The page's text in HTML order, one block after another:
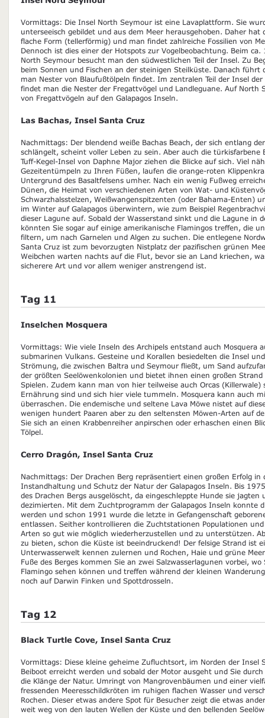
Vormittags: Die Insel North Seymour ist eine Lavaplattform. Sie
unterseeisch gebildet und aus dem Meer herausgehoben. Daher hat
flache Form (tellerförmig) und man findet zahlreiche Fossilien von
Dennoch ist dies einer der Hotspots zur Vogelbeobachtung. Beim
North Seymour besucht man den südwestlichen Teil der Insel. Zu
beim Sonnen und Fischen an der steinigen Steilküste. Danach führt
man Nester von Blaufußtölpeln findet. Im zentralen Teil der Insel
findet man die Nester der Fregattvögel und Landleguane. Auf North
von Fregattvögeln auf den Galapagos Inseln.
Las Bachas, Insel Santa Cruz
Nachmittags: Der blendend weiße Bachas Beach, der sich entlang
schlängelt, scheint voller Leben zu sein. Aber auch die
Tuff-Kegel-Insel von Daphne Major ziehen die Blicke auf sich. Viel
Gezeitentümpeln zu Ihren Füßen, laufen die orange-roten
Untergrund des Basaltfelsens umher. Nach ein wenig Fußweg
Dünen, die Heimat von verschiedenen Arten von Wat- und
Schwarzhalsstelzen, Weißwangenspitzenten (oder Bahama-Enten)
im Winter auf Galapagos überwintern, wie zum Beispiel
dieser Lagune auf. Sobald der Wasserstand sinkt und die Lagune in
könnten Sie sogar auf einige amerikanische Flamingos treffen, die
filtern, um nach Garnelen und Algen zu suchen. Die entlegene
Santa Cruz ist zum bevorzugten Nistplatz der pazifischen grünen
Weibchen warten nachts auf die Flut, bevor sie an Land kriechen,
sicherere Art und vor allem weniger anstrengend ist.
Tag 11
Inselchen Mosquera
Vormittags: Wie viele Inseln des Archipels entstand auch Mosquera
submarinen Vulkans. Gesteine und Korallen besiedelten die Insel
Strömung, die zwischen Baltra und Seymour fließt, um Sand
der größten Seelöwenkolonien und bietet ihnen einen großen
Spielen. Zudem kann man von hier teilweise auch Orcas (Killerwale)
Ernährung sind und sich hier viele tummeln. Mosquera kann auch
überraschen. Die endemische und seltene Lava Möwe nistet auf
wenigen hundert Paaren aber zu den seltensten Möwen-Arten auf
Sie sich an einen Krabbenreiher anpirschen oder erhaschen einen
Tölpel.
Cerro Dragón, Insel Santa Cruz
Nachmittags: Der Drachen Berg repräsentiert einen großen Erfolg in
Instandhaltung und Schutz der Natur der Galapagos Inseln. Bis
des Drachen Bergs ausgelöscht, da eingeschleppte Hunde sie jagten
dezimierten. Mit dem Zuchtprogramm der Galapagos Inseln konnte
werden und schon 1991 wurde die letzte in Gefangenschaft
entlassen. Seither kontrollieren die Zuchtstationen Populationen
Arten so gut wie möglich wiederherzustellen und zu unterstützen.
zu bieten, schon die Küste ist beeindruckend! Der felsige Strand ist
Unterwasserwelt kennen zulernen und Rochen, Haie und grüne
Fuße des Berges kommen Sie an zwei Salzwasserlagunen vorbei,
Flamingo sehen können und treffen während der kleinen
noch auf Darwin Finken und Spottdrosseln.
Tag 12
Black Turtle Cove, Insel Santa Cruz
Vormittags: Diese kleine geheime Zufluchtsort, im Norden der Insel
Beiboot erreicht werden und sobald der Motor ausgeht und Sie
die Klänge der Natur. Umringt von Mangrovenbäumen und einer
fressenden Meeresschildkröten im ruhigen flachen Wasser und
Rochen. Dieser etwas andere Spot für Besucher zeigt die etwas
weit weg von den lauten Wellen der Küste und den bellenden